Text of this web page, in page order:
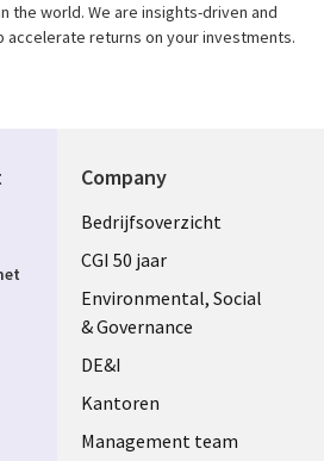
the world. We are insights-driven and
returns on your investments.
Company
Useful
links
NETHERLANDS
Bedrijfsoverzicht
CGI 50 jaar
Environmental, Social
& Governance
DE&I
Kantoren
Management team